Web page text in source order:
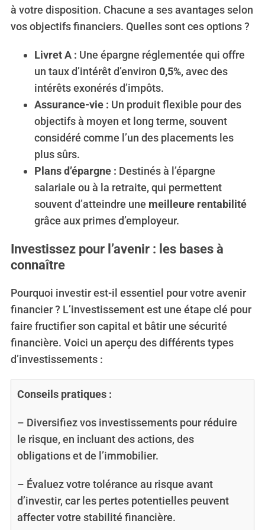
à votre disposition. Chacune a ses avantages selon
vos objectifs financiers. Quelles sont ces options ?
Livret A : Une épargne réglementée qui offre
un taux d’intérêt d’environ 0,5%, avec des
intérêts exonérés d’impôts.
Assurance-vie : Un produit flexible pour des
objectifs à moyen et long terme, souvent
considéré comme l’un des placements les
plus sûrs.
Plans d’épargne : Destinés à l’épargne
salariale ou à la retraite, qui permettent
souvent d’atteindre une meilleure rentabilité
grâce aux primes d’employeur.
Investissez pour l’avenir : les bases à
connaître
Pourquoi investir est-il essentiel pour votre avenir
financier ? L’investissement est une étape clé pour
faire fructifier son capital et bâtir une sécurité
financière. Voici un aperçu des différents types
d’investissements :
Conseils pratiques :
– Diversifiez vos investissements pour réduire
le risque, en incluant des actions, des
obligations et de l’immobilier.
– Évaluez votre tolérance au risque avant
d’investir, car les pertes potentielles peuvent
affecter votre stabilité financière.
S
e
a
r
c
h
f
o
r